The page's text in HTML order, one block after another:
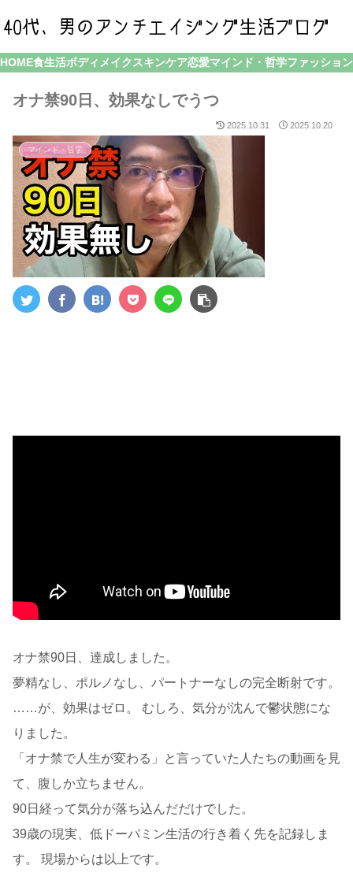
HOME食生活ボディメイク スキンケア恋愛マインド・哲学ファッション
オナ禁90日、効果なしでうつ
2025.10.31 2025.10.20
マインド・哲学
オナ禁90日、達成しました。
夢精なし、ポルノなし、パートナーなしの完全断射です。
……が、効果はゼロ。 むしろ、気分が沈んで鬱状態にな
りました。
「オナ禁で人生が変わる」と言っていた人たちの動画を見
て、腹しか立ちません。
90日経って気分が落ち込んだだけでした。
39歳の現実、低ドーパミン生活の行き着く先を記録しま
す。 現場からは以上です。